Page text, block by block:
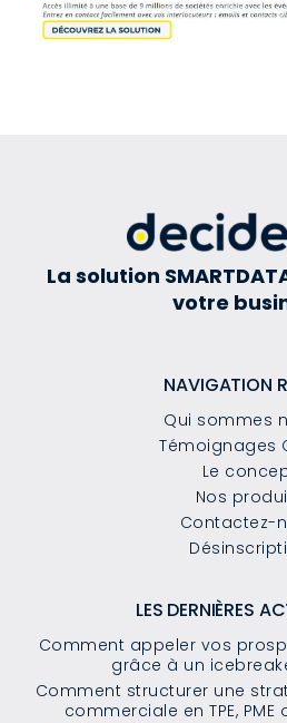
La solution
votre
NAVIGATION
Qui sommes
Témoignages
Le
Nos
Contactez-
LES DERNIÈRES
Comment appeler vos
grâce à un
Comment structurer une
commerciale en TPE, PME